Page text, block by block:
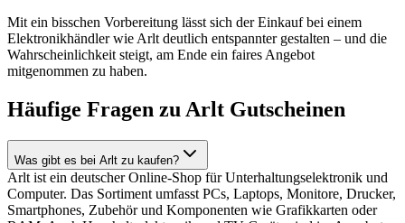
Mit ein bisschen Vorbereitung lässt sich der Einkauf bei einem
Elektronikhändler wie Arlt deutlich entspannter gestalten – und die
Wahrscheinlichkeit steigt, am Ende ein faires Angebot
mitgenommen zu haben.
Häufige Fragen zu Arlt Gutscheinen
Was gibt es bei Arlt zu kaufen?
Arlt ist ein deutscher Online-Shop für Unterhaltungselektronik und
Computer. Das Sortiment umfasst PCs, Laptops, Monitore, Drucker,
Smartphones, Zubehör und Komponenten wie Grafikkarten oder